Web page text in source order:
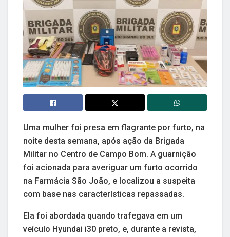
Uma mulher foi presa em flagrante por furto, na
noite desta semana, após ação da Brigada
Militar no Centro de Campo Bom. A guarnição
foi acionada para averiguar um furto ocorrido
na Farmácia São João, e localizou a suspeita
com base nas características repassadas.
Ela foi abordada quando trafegava em um
veículo Hyundai i30 preto, e, durante a revista,